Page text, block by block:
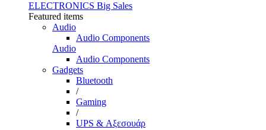
ELECTRONICS Big Sales
Featured items
Audio
Audio Components
Audio
Audio Components
Gadgets
Bluetooth
/
Gaming
/
UPS & Αξεσουάρ